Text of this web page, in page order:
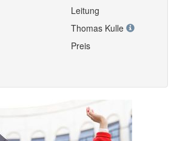
Leitung
Thomas Kulle
Preis